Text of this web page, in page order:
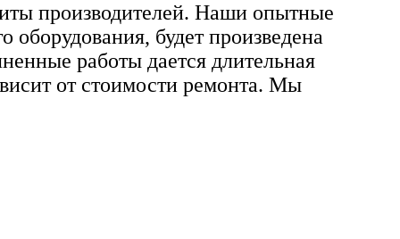
производителей. Наши опытные
будет произведена
работы дается длительная
от стоимости ремонта. Мы